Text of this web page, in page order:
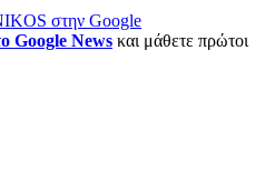
στην Google
Google News και μάθετε πρώτοι